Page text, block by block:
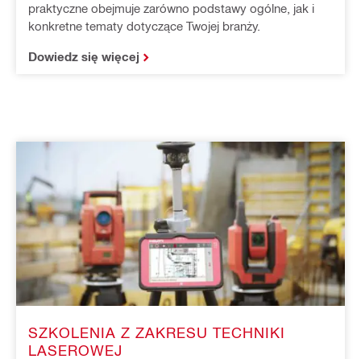
praktyczne obejmuje zarówno podstawy ogólne, jak i
konkretne tematy dotyczące Twojej branży.
Dowiedz się więcej
SZKOLENIA Z ZAKRESU TECHNIKI
LASEROWEJ